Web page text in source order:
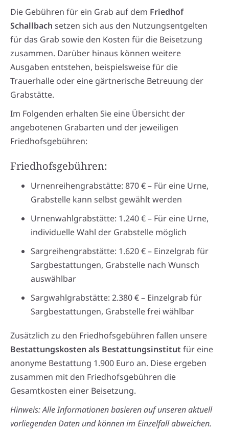
Die Gebühren für ein Grab auf dem Friedhof
Schallbach setzen sich aus den Nutzungsentgelten
für das Grab sowie den Kosten für die Beisetzung
zusammen. Darüber hinaus können weitere
Ausgaben entstehen, beispielsweise für die
Trauerhalle oder eine gärtnerische Betreuung der
Grabstätte.
Im Folgenden erhalten Sie eine Übersicht der
angebotenen Grabarten und der jeweiligen
Friedhofsgebühren:
Friedhofsgebühren:
Urnenreihengrabstätte: 870 € – Für eine Urne,
Grabstelle kann selbst gewählt werden
Urnenwahlgrabstätte: 1.240 € – Für eine Urne,
individuelle Wahl der Grabstelle möglich
Sargreihengrabstätte: 1.620 € – Einzelgrab für
Sargbestattungen, Grabstelle nach Wunsch
auswählbar
Sargwahlgrabstätte: 2.380 € – Einzelgrab für
Sargbestattungen, Grabstelle frei wählbar
Zusätzlich zu den Friedhofsgebühren fallen unsere
Bestattungskosten als Bestattungsinstitut für eine
anonyme Bestattung 1.900 Euro an. Diese ergeben
zusammen mit den Friedhofsgebühren die
Gesamtkosten einer Beisetzung.
Hinweis: Alle Informationen basieren auf unseren aktuell
vorliegenden Daten und können im Einzelfall abweichen.